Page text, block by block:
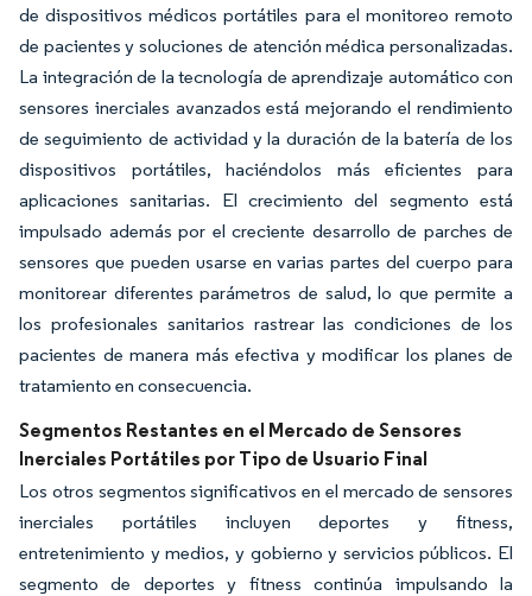
de dispositivos médicos portátiles para el monitoreo remoto
de pacientes y soluciones de atención médica personalizadas.
La integración de la tecnología de aprendizaje automático con
sensores inerciales avanzados está mejorando el rendimiento
de seguimiento de actividad y la duración de la batería de los
dispositivos portátiles, haciéndolos más eficientes para
aplicaciones sanitarias. El crecimiento del segmento está
impulsado además por el creciente desarrollo de parches de
sensores que pueden usarse en varias partes del cuerpo para
monitorear diferentes parámetros de salud, lo que permite a
los profesionales sanitarios rastrear las condiciones de los
pacientes de manera más efectiva y modificar los planes de
tratamiento en consecuencia.
Segmentos Restantes en el Mercado de Sensores
Inerciales Portátiles por Tipo de Usuario Final
Los otros segmentos significativos en el mercado de sensores
inerciales portátiles incluyen deportes y fitness,
entretenimiento y medios, y gobierno y servicios públicos. El
segmento de deportes y fitness continúa impulsando la